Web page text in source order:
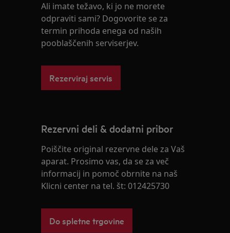
Ali imate težavo, ki jo ne morete
odpraviti sami? Dogovorite se za
termin prihoda enega od naših
pooblaščenih serviserjev.
Rezerviraj servis
Rezervni deli & dodatni pribor
Poiščite original rezervne dele za Vaš
aparat. Prosimo vas, da se za več
informacij in pomoč obrnite na naš
Klicni center na tel. št: 012425730
Do spletne trgovine